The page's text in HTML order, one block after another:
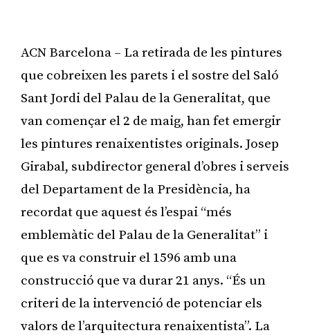
ACN Barcelona – La retirada de les pintures
que cobreixen les parets i el sostre del Saló
Sant Jordi del Palau de la Generalitat, que
van començar el 2 de maig, han fet emergir
les pintures renaixentistes originals. Josep
Girabal, subdirector general d’obres i serveis
del Departament de la Presidència, ha
recordat que aquest és l’espai “més
emblemàtic del Palau de la Generalitat” i
que es va construir el 1596 amb una
construcció que va durar 21 anys. “És un
criteri de la intervenció de potenciar els
valors de l’arquitectura renaixentista”. La